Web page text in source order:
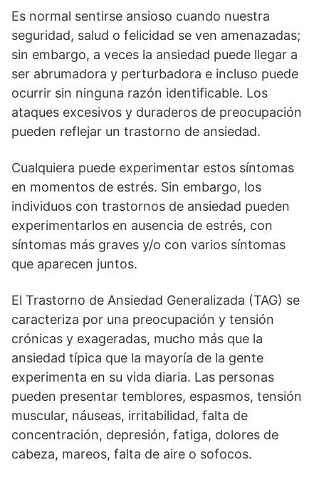
Es normal sentirse ansioso cuando nuestra
seguridad, salud o felicidad se ven amenazadas;
sin embargo, a veces la ansiedad puede llegar a
ser abrumadora y perturbadora e incluso puede
ocurrir sin ninguna razón identificable. Los
ataques excesivos y duraderos de preocupación
pueden reflejar un trastorno de ansiedad.
Cualquiera puede experimentar estos síntomas
en momentos de estrés. Sin embargo, los
individuos con trastornos de ansiedad pueden
experimentarlos en ausencia de estrés, con
síntomas más graves y/o con varios síntomas
que aparecen juntos.
El Trastorno de Ansiedad Generalizada (TAG) se
caracteriza por una preocupación y tensión
crónicas y exageradas, mucho más que la
ansiedad típica que la mayoría de la gente
experimenta en su vida diaria. Las personas
pueden presentar temblores, espasmos, tensión
muscular, náuseas, irritabilidad, falta de
concentración, depresión, fatiga, dolores de
cabeza, mareos, falta de aire o sofocos.